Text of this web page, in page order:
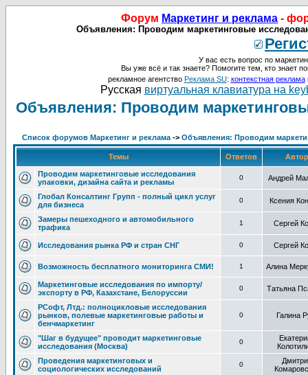
Форум Маркетинг и реклама -
Объявления: Проводим маркетинговые
У вас есть вопрос по
Вы уже всё и так знаете? Помогите тем, кто знает
рекламное агентство Реклама SU: контекстная реклама
Русская виртуальная клавиатура на
Объявления: Проводим
Список форумов Маркетинг и реклама -> Объявления: Проводим
Темы Ответов
Проводим маркетинговые исследования
упаковки, дизайна сайта и рекламы
0 Андрей
Глобал Консалтинг Групп - полный цикл услуг
для бизнеса
0 Ксения
Замеры пешеходного и автомобильного
трафика
1 Сергей
Исследования рынка РФ и стран СНГ 0 Сергей
Возможность бесплатного мониторинга СМИ! 1 Алина
Маркетинговые исследования по импорту/
экспорту в РФ, Казахстане, Белоруссии
0 Татьяна
РСофт, Лтд.: полноцикловые исследования
рынков, полевые маркетинговые работы и
бенчмаркетинг
0 Галина
"Шаг в будущее" проводит маркетинговые
исследования (Москва)
0
Проведения маркетинговых и
социологических исследований
0